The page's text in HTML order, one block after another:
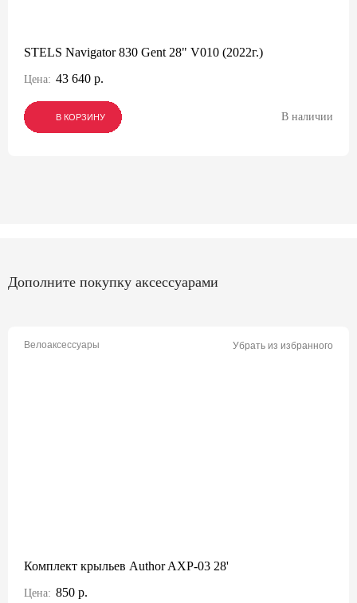
STELS Navigator 830 Gent 28" V010 (2022г.)
Цена: 43 640 р.
В КОРЗИНУ
В КОРЗИНУ
В КОРЗИНУ В наличии
Дополните покупку аксессуарами
Велоаксессуары Убрать из избранного
Комплект крыльев Author AXP-03 28'
Цена: 850 р.